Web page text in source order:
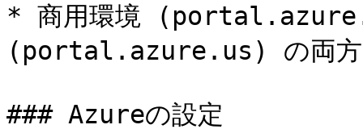
* 商用環境
(portal.azure.us) の両方
### Azureの設定